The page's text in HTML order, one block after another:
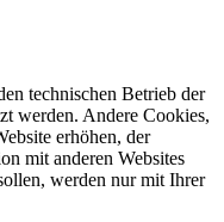
technischen Betrieb der
werden. Andere Cookies,
erhöhen, der
mit anderen Websites
werden nur mit Ihrer